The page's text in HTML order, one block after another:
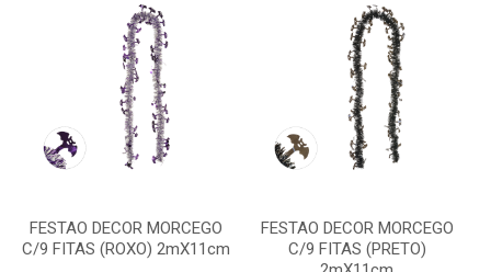
FESTAO DECOR MORCEGO
C/9 FITAS (ROXO) 2mX11cm
FESTAO DECOR MORCEGO
C/9 FITAS (PRETO)